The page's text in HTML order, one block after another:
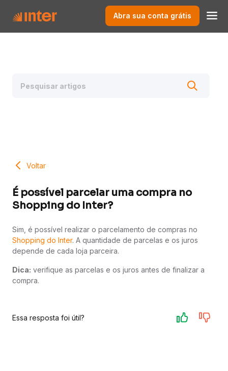
Abra sua conta grátis
Voltar
É possível parcelar uma compra no
Shopping do Inter?
Sim, é possível realizar o parcelamento de compras no
Shopping do Inter. A quantidade de parcelas e os juros
depende de cada loja parceira.
Dica: verifique as parcelas e os juros antes de finalizar a
compra.
Essa resposta foi útil?